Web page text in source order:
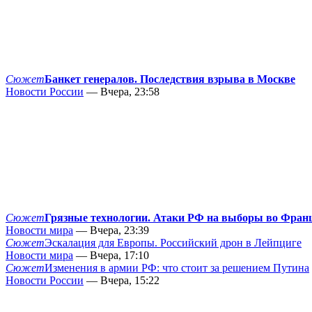
СюжетБанкет генералов. Последствия взрыва в Москве
Новости России — Вчера, 23:58
СюжетГрязные технологии. Атаки РФ на выборы во
Новости мира — Вчера, 23:39
СюжетЭскалация для Европы. Российский дрон в Лейпциге
Новости мира — Вчера, 17:10
СюжетИзменения в армии РФ: что стоит за решением Путина
Новости России — Вчера, 15:22